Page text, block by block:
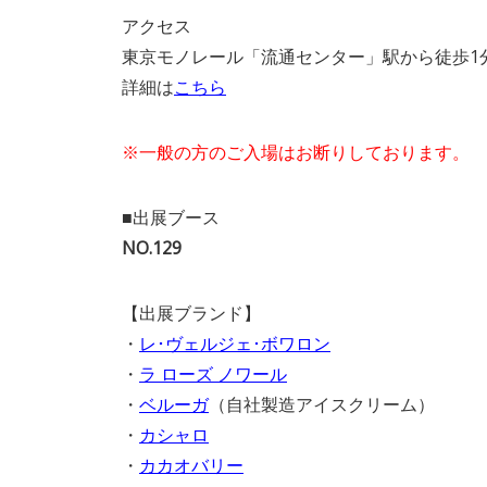
アクセス
東京モノレール「流通センター」駅から徒歩1
詳細はこちら
※一般の方のご入場はお断りしております。
■出展ブース
NO.129
【出展ブランド】
・ レ･ヴェルジェ･ボワロン
・ ラ ローズ ノワール
・ ベルーガ（自社製造アイスクリーム）
・ カシャロ
・ カカオバリー